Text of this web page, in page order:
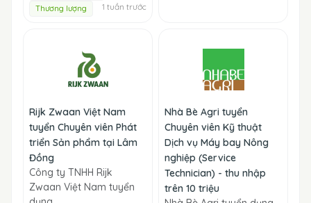
Thương lượng
1 tuần trước
Rijk Zwaan Việt Nam
tuyển Chuyên viên Phát
triển Sản phẩm tại Lâm
Đồng
Công ty TNHH Rijk
Zwaan Việt Nam tuyển
Nhà Bè Agri tuyển
Chuyên viên Kỹ thuật
Dịch vụ Máy bay Nông
nghiệp (Service
Technician) - thu nhập
trên 10 triệu